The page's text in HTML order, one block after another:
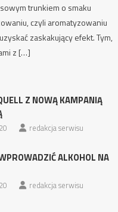
trunkiem o smaku
czyli aromatyzowaniu
zaskakujący efekt. Tym,
z […]
Z NOWĄ KAMPANIĄ
redakcja serwisu
ALKOHOL NA
redakcja serwisu